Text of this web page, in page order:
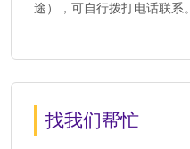
途），可自行拨打电话联系。
找我们帮忙